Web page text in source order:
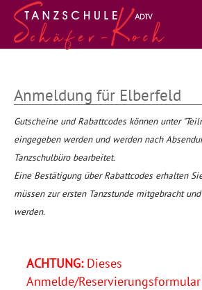
Anmeldung für Elberfeld
Gutscheine und Rabattcodes können unter
eingegeben werden und werden nach
Tanzschulbüro bearbeitet.
Eine Bestätigung über Rabattcodes erhalten
müssen zur ersten Tanzstunde mitgebracht
werden.
ACHTUNG:Dieses
Anmelde/